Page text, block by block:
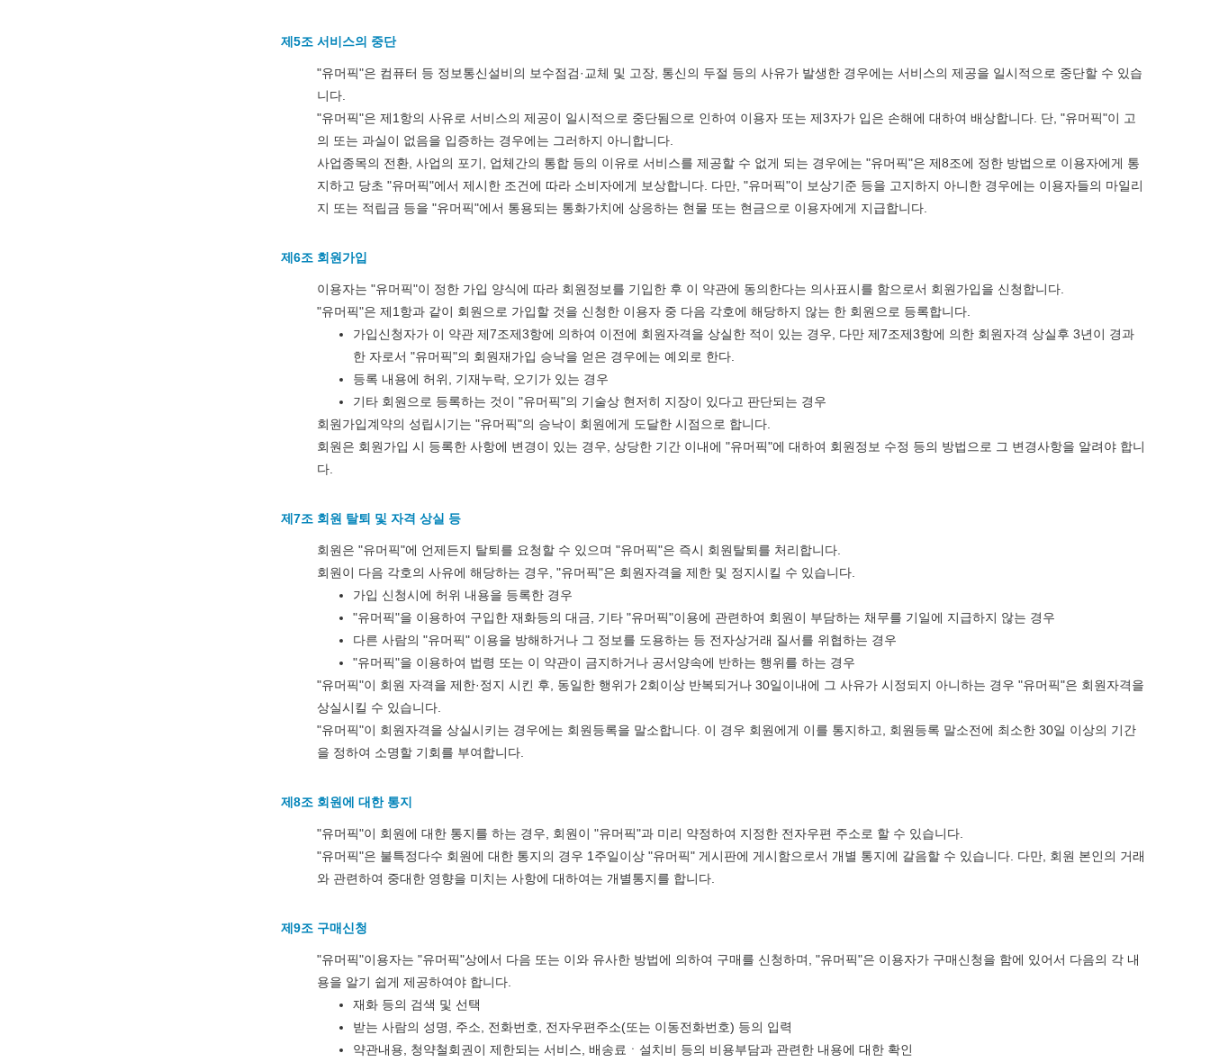
제5조 서비스의 중단
"유머픽"은 컴퓨터 등 정보통신설비의 보수점검·교체 및 고장, 통신의 두절 등의 사유가 발생한 경우에는 서비스의 제공을 일시적으로 중단할 수 있습
니다.
"유머픽"은 제1항의 사유로 서비스의 제공이 일시적으로 중단됨으로 인하여 이용자 또는 제3자가 입은 손해에 대하여 배상합니다. 단, "유머픽"이 고
의 또는 과실이 없음을 입증하는 경우에는 그러하지 아니합니다.
사업종목의 전환, 사업의 포기, 업체간의 통합 등의 이유로 서비스를 제공할 수 없게 되는 경우에는 "유머픽"은 제8조에 정한 방법으로 이용자에게 통
지하고 당초 "유머픽"에서 제시한 조건에 따라 소비자에게 보상합니다. 다만, "유머픽"이 보상기준 등을 고지하지 아니한 경우에는 이용자들의 마일리
지 또는 적립금 등을 "유머픽"에서 통용되는 통화가치에 상응하는 현물 또는 현금으로 이용자에게 지급합니다.
제6조 회원가입
이용자는 "유머픽"이 정한 가입 양식에 따라 회원정보를 기입한 후 이 약관에 동의한다는 의사표시를 함으로서 회원가입을 신청합니다.
"유머픽"은 제1항과 같이 회원으로 가입할 것을 신청한 이용자 중 다음 각호에 해당하지 않는 한 회원으로 등록합니다.
가입신청자가 이 약관 제7조제3항에 의하여 이전에 회원자격을 상실한 적이 있는 경우, 다만 제7조제3항에 의한 회원자격 상실후 3년이 경과
한 자로서 "유머픽"의 회원재가입 승낙을 얻은 경우에는 예외로 한다.
등록 내용에 허위, 기재누락, 오기가 있는 경우
기타 회원으로 등록하는 것이 "유머픽"의 기술상 현저히 지장이 있다고 판단되는 경우
회원가입계약의 성립시기는 "유머픽"의 승낙이 회원에게 도달한 시점으로 합니다.
회원은 회원가입 시 등록한 사항에 변경이 있는 경우, 상당한 기간 이내에 "유머픽"에 대하여 회원정보 수정 등의 방법으로 그 변경사항을 알려야 합니
다.
제7조 회원 탈퇴 및 자격 상실 등
회원은 "유머픽"에 언제든지 탈퇴를 요청할 수 있으며 "유머픽"은 즉시 회원탈퇴를 처리합니다.
회원이 다음 각호의 사유에 해당하는 경우, "유머픽"은 회원자격을 제한 및 정지시킬 수 있습니다.
가입 신청시에 허위 내용을 등록한 경우
"유머픽"을 이용하여 구입한 재화등의 대금, 기타 "유머픽"이용에 관련하여 회원이 부담하는 채무를 기일에 지급하지 않는 경우
다른 사람의 "유머픽" 이용을 방해하거나 그 정보를 도용하는 등 전자상거래 질서를 위협하는 경우
"유머픽"을 이용하여 법령 또는 이 약관이 금지하거나 공서양속에 반하는 행위를 하는 경우
"유머픽"이 회원 자격을 제한·정지 시킨 후, 동일한 행위가 2회이상 반복되거나 30일이내에 그 사유가 시정되지 아니하는 경우 "유머픽"은 회원자격을
상실시킬 수 있습니다.
"유머픽"이 회원자격을 상실시키는 경우에는 회원등록을 말소합니다. 이 경우 회원에게 이를 통지하고, 회원등록 말소전에 최소한 30일 이상의 기간
을 정하여 소명할 기회를 부여합니다.
제8조 회원에 대한 통지
"유머픽"이 회원에 대한 통지를 하는 경우, 회원이 "유머픽"과 미리 약정하여 지정한 전자우편 주소로 할 수 있습니다.
"유머픽"은 불특정다수 회원에 대한 통지의 경우 1주일이상 "유머픽" 게시판에 게시함으로서 개별 통지에 갈음할 수 있습니다. 다만, 회원 본인의 거래
와 관련하여 중대한 영향을 미치는 사항에 대하여는 개별통지를 합니다.
제9조 구매신청
"유머픽"이용자는 "유머픽"상에서 다음 또는 이와 유사한 방법에 의하여 구매를 신청하며, "유머픽"은 이용자가 구매신청을 함에 있어서 다음의 각 내
용을 알기 쉽게 제공하여야 합니다.
재화 등의 검색 및 선택
받는 사람의 성명, 주소, 전화번호, 전자우편주소(또는 이동전화번호) 등의 입력
약관내용, 청약철회권이 제한되는 서비스, 배송료ㆍ설치비 등의 비용부담과 관련한 내용에 대한 확인